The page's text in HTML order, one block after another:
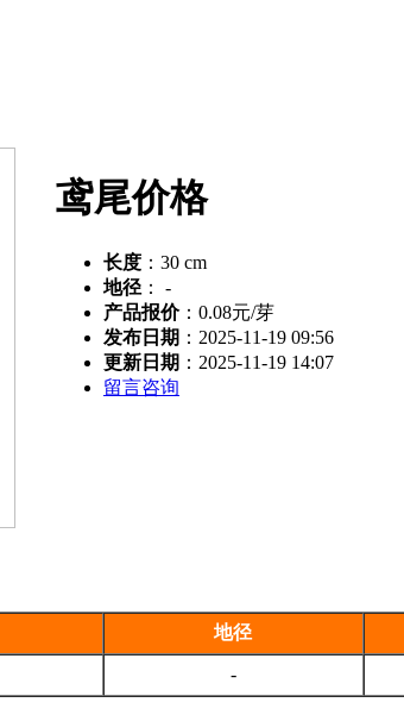
鸢尾价格
长度 ： 30 cm
地径 ：
-
产品报价： 0.08元/芽
发布日期 ：2025-11-19 09:56
更新日期 ：2025-11-19 14:07
留言咨询
地径
-